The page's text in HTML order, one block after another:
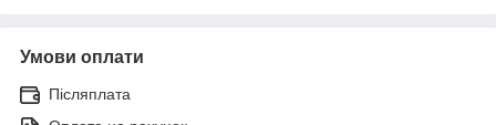
Умови оплати
Післяплата